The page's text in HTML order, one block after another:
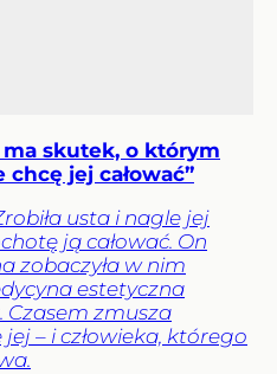
skutek, o którym
jej całować”
usta i nagle jej
ją całować. On
zobaczyła w nim
estetyczna
zmusza
– i człowieka, którego